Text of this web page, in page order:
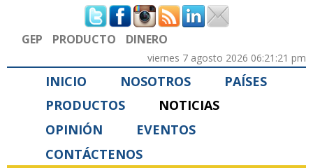
Formulario de búsqueda
GEP PRODUCTO DINERO
viernes 7 agosto 2026 06:21:21 pm
INICIO NOSOTROS
PAÍSES
PRODUCTOS
NOTICIAS
OPINIÓN
EVENTOS
CONTÁCTENOS